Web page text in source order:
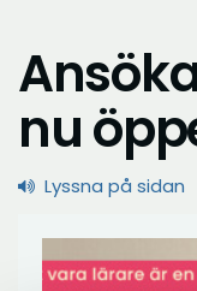
nu
Lyssna på sidan